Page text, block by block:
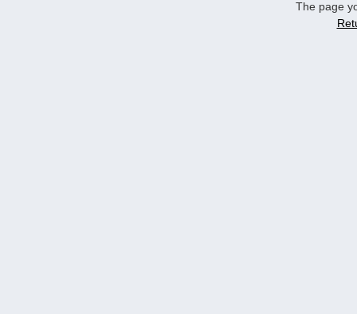
The page